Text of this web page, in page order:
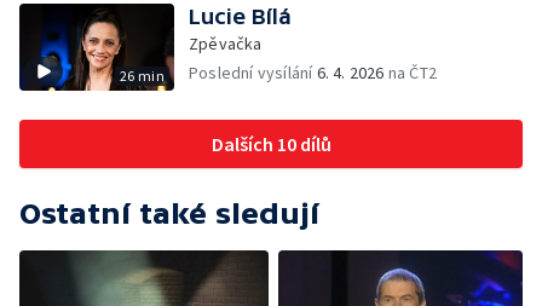
26 min
Lucie Bílá
Zpěvačka
Poslední vysílání6. 4. 2026 na ČT2
Dalších 10 dílů
Ostatní také sledují